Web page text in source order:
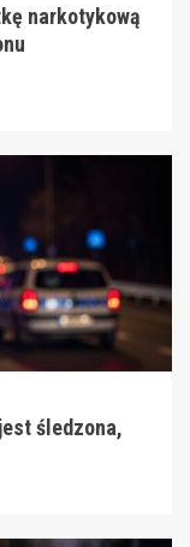
narkotykową
śledzona,